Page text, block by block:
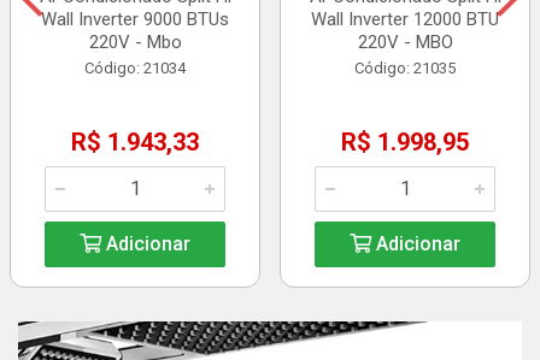
Wall Inverter 9000 BTUs
220V - Mbo
Código: 21034
R$ 1.943,33
Adicionar
Wall Inverter 12000 BTU
220V - MBO
Código: 21035
R$ 1.998,95
Adicionar